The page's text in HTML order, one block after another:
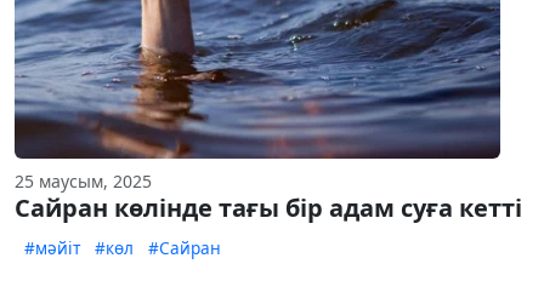
25 маусым, 2025
Сайран көлінде тағы бір адам суға кетті
#мәйіт #көл #Сайран